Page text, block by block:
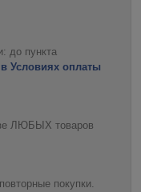
до пункта
Условиях оплаты
ЛЮБЫХ товаров
покупки.